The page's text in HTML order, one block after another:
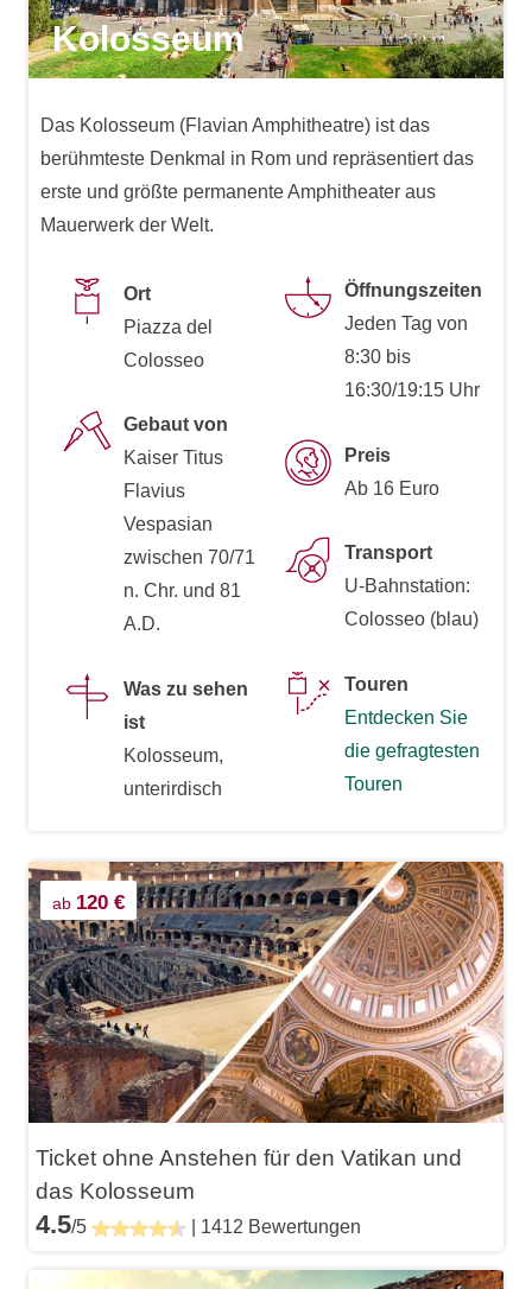
Kolosseum
Das Kolosseum (Flavian Amphitheatre) ist das
berühmteste Denkmal in Rom und repräsentiert das
erste und größte permanente Amphitheater aus
Mauerwerk der Welt.
Ort
Piazza del
Colosseo
Gebaut von
Kaiser Titus
Flavius
Vespasian
zwischen 70/71
n. Chr. und 81
A.D.
Was zu sehen
ist
Kolosseum,
unterirdisch
Öffnungszeiten
Jeden Tag von
8:30 bis
16:30/19:15 Uhr
Preis
Ab 16 Euro
Transport
U-Bahnstation:
Colosseo (blau)
Touren
Entdecken Sie
die gefragtesten
Touren
ab 120 €
Ticket ohne Anstehen für den Vatikan und
das Kolosseum
4.5/5 | 1412 Bewertungen